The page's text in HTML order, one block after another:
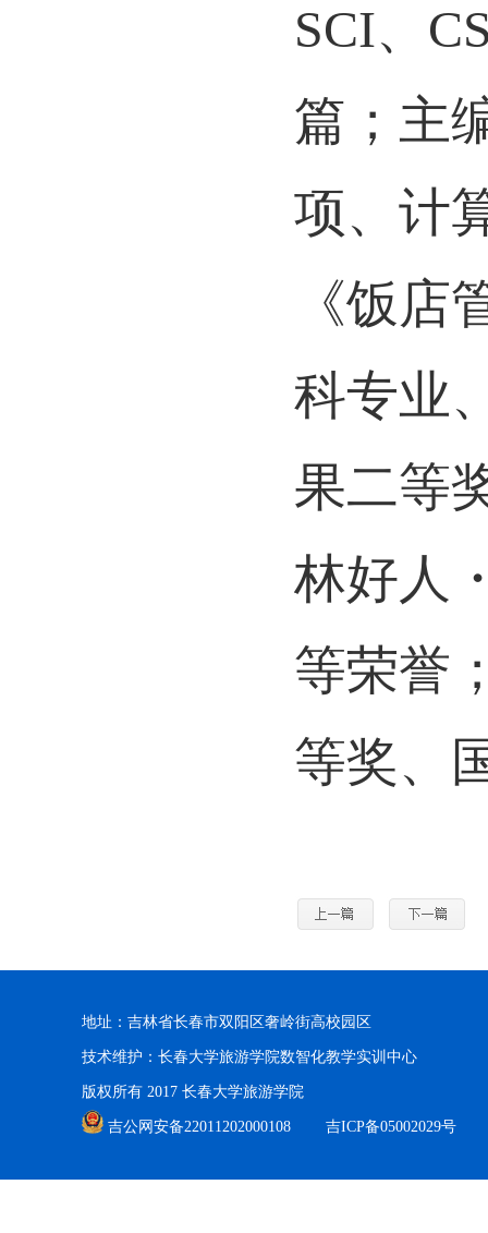
SCI、
篇；主
项、计
《饭
科专业
果二等
林好人
等荣誉
等奖、
地址：吉林省长春市双阳区奢岭街高校园区
技术维护：长春大学旅游学院数智化教学实训中心
版权所有 2017 长春大学旅游学院
吉公网安备22011202000108 吉ICP备05002029号